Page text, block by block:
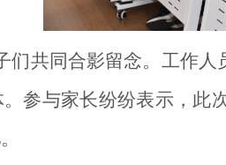
们共同合影留念。工作
参与家长纷纷表示，此